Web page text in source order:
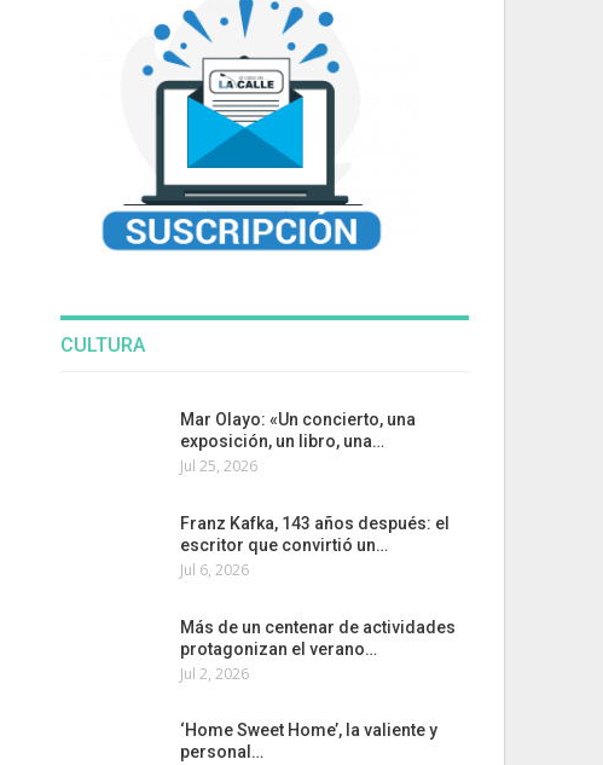
CULTURA
Mar Olayo: «Un concierto, una
exposición, un libro, una…
Jul 25, 2026
Franz Kafka, 143 años después: el
escritor que convirtió un…
Jul 6, 2026
Más de un centenar de actividades
protagonizan el verano…
Jul 2, 2026
‘Home Sweet Home’, la valiente y
personal…